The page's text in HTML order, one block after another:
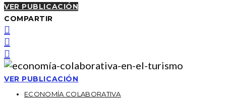
VER PUBLICACIÓN
COMPARTIR
VER PUBLICACIÓN
ECONOMÍA COLABORATIVA